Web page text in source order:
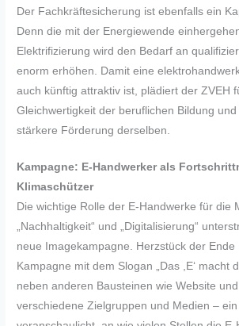
Der Fachkräftesicherung ist ebenfalls ein
Denn die mit der Energiewende
Elektrifizierung wird den Bedarf an
enorm erhöhen. Damit eine
auch künftig attraktiv ist, plädiert der ZVEH
Gleichwertigkeit der beruflichen Bildung
stärkere Förderung derselben.
Kampagne: E-Handwerker als
Klimaschützer
Die wichtige Rolle der E-Handwerke für die
„Nachhaltigkeit“ und „Digitalisierung“
neue Imagekampagne. Herzstück der Ende
Kampagne mit dem Slogan „Das ,E‘ macht
neben anderen Bausteinen wie Website
verschiedene Zielgruppen und Medien –